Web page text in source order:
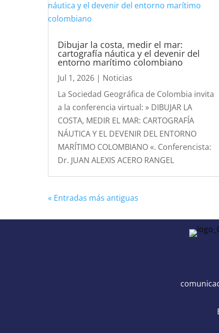
Dibujar la costa, medir el mar:
cartografía náutica y el devenir del
entorno marítimo colombiano
Jul 1, 2026 | Noticias
La Sociedad Geográfica de Colombia invita
a la conferencia virtual: » DIBUJAR LA
COSTA, MEDIR EL MAR: CARTOGRAFÍA
NÁUTICA Y EL DEVENIR DEL ENTORNO
MARÍTIMO COLOMBIANO «. Conferencista:
Dr. JUAN ALEXIS ACERO RANGEL
« Entradas más antiguas